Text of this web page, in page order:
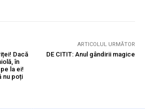
Dacă
în
la ei!
nu poți
ARTICOLUL URMĂTOR
DE CITIT: Anul gândirii magice